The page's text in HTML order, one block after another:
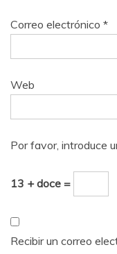
Correo electrónico *
Web
Por favor, introduce
13 + doce =
Recibir un correo